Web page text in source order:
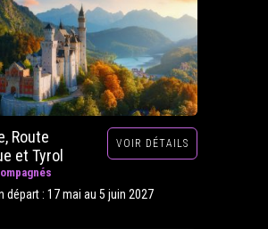
Route
et Tyrol
VOIR DÉTAILS
départ : 17 mai au 5 juin 2027